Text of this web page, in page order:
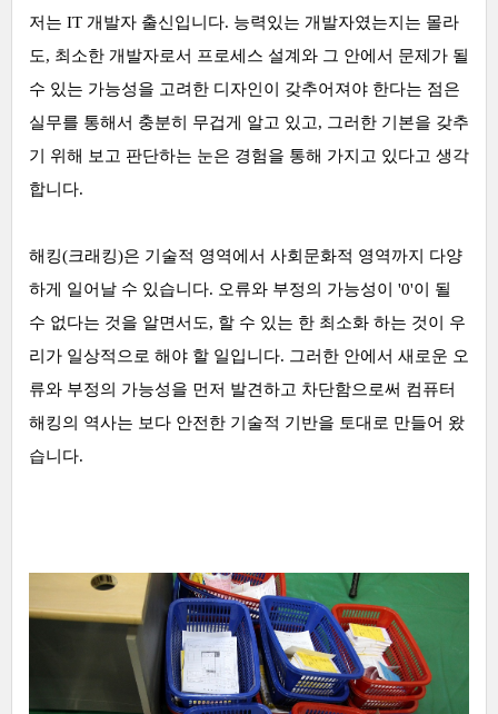
저는 IT 개발자 출신입니다. 능력있는 개발자였는지는 몰라
도, 최소한 개발자로서 프로세스 설계와 그 안에서 문제가 될
수 있는 가능성을 고려한 디자인이 갖추어져야 한다는 점은
실무를 통해서 충분히 무겁게 알고 있고, 그러한 기본을 갖추
기 위해 보고 판단하는 눈은 경험을 통해 가지고 있다고 생각
합니다.
해킹(크래킹)은 기술적 영역에서 사회문화적 영역까지 다양
하게 일어날 수 있습니다. 오류와 부정의 가능성이 '0'이 될
수 없다는 것을 알면서도, 할 수 있는 한 최소화 하는 것이 우
리가 일상적으로 해야 할 일입니다. 그러한 안에서 새로운 오
류와 부정의 가능성을 먼저 발견하고 차단함으로써 컴퓨터
해킹의 역사는 보다 안전한 기술적 기반을 토대로 만들어 왔
습니다.